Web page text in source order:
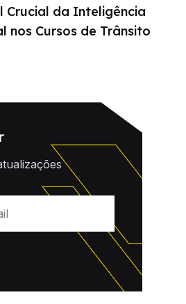
Crucial da Inteligência
nos Cursos de Trânsito